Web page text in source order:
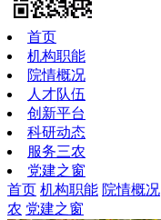
首页
机构职能
院情概况
人才队伍
创新平台
科研动态
服务三农
党建之窗
首页 机构职能 院情概况
农 党建之窗